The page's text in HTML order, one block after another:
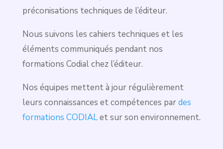
préconisations techniques de l’éditeur.
Nous suivons les cahiers techniques et les
éléments communiqués pendant nos
formations Codial chez l’éditeur.
Nos équipes mettent à jour régulièrement
leurs connaissances et compétences pardes
formations CODIALet sur son environnement.